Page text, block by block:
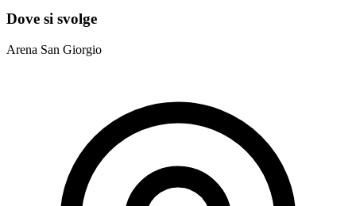
Dove si svolge
Arena San Giorgio